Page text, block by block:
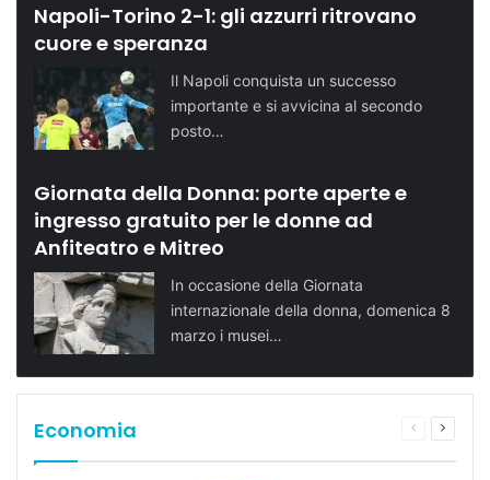
Napoli-Torino 2-1: gli azzurri ritrovano
cuore e speranza
Il Napoli conquista un successo
importante e si avvicina al secondo
posto…
Giornata della Donna: porte aperte e
ingresso gratuito per le donne ad
Anfiteatro e Mitreo
In occasione della Giornata
internazionale della donna, domenica 8
marzo i musei…
Economia
Pagina